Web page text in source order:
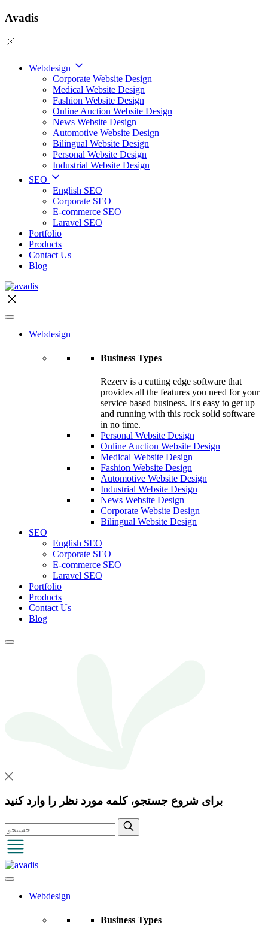
Avadis
Webdesign
Corporate Website Design
Medical Website Design
Fashion Website Design
Online Auction Website Design
News Website Design
Automotive Website Design
Bilingual Website Design
Personal Website Design
Industrial Website Design
SEO
English SEO
Corporate SEO
E-commerce SEO
Laravel SEO
Portfolio
Products
Contact Us
Blog
Webdesign
Business Types
Rezerv is a cutting edge software that
provides all the features you need for your
service based business. It's easy to get up
and running with this rock solid software
in no time.
Personal Website Design
Online Auction Website Design
Medical Website Design
Fashion Website Design
Automotive Website Design
Industrial Website Design
News Website Design
Corporate Website Design
Bilingual Website Design
SEO
English SEO
Corporate SEO
E-commerce SEO
Laravel SEO
Portfolio
Products
Contact Us
Blog
برای شروع جستجو، کلمه مورد نظر را وارد کنید
Webdesign
Business Types